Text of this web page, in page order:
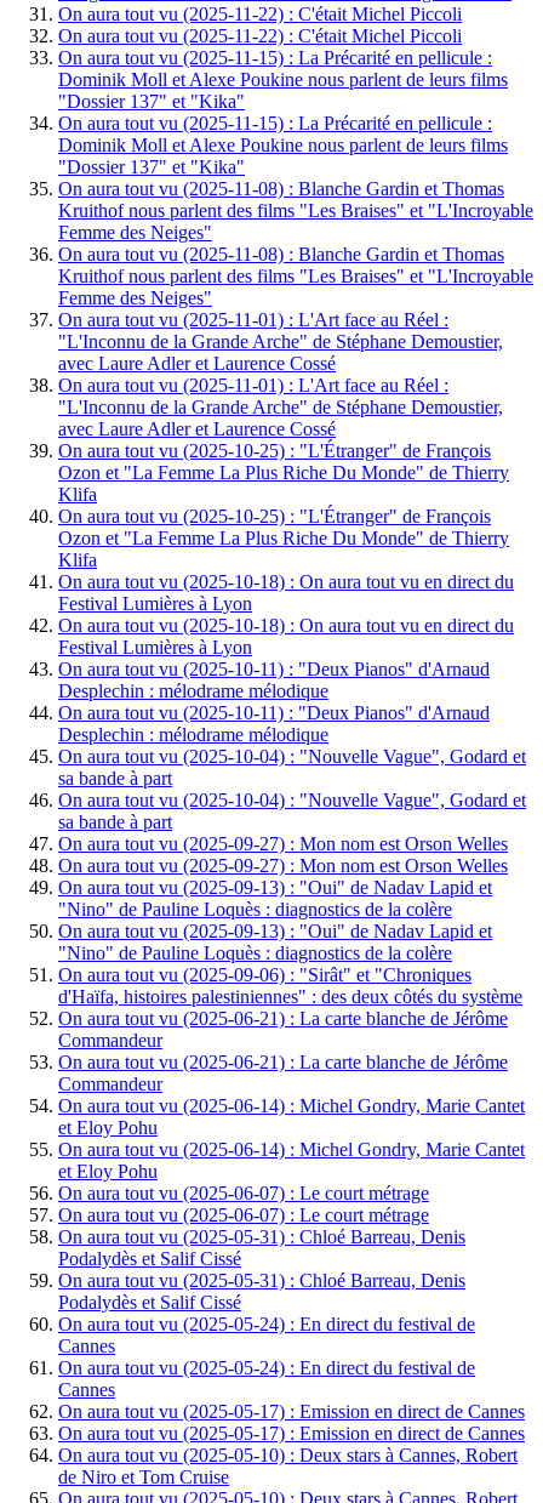
On aura tout vu (2025-11-22) : C'était Michel Piccoli
On aura tout vu (2025-11-22) : C'était Michel Piccoli
On aura tout vu (2025-11-15) : La Précarité en pellicule :
Dominik Moll et Alexe Poukine nous parlent de leurs films
"Dossier 137" et "Kika"
On aura tout vu (2025-11-15) : La Précarité en pellicule :
Dominik Moll et Alexe Poukine nous parlent de leurs films
"Dossier 137" et "Kika"
On aura tout vu (2025-11-08) : Blanche Gardin et Thomas
Kruithof nous parlent des films "Les Braises" et "L'Incroyable
Femme des Neiges"
On aura tout vu (2025-11-08) : Blanche Gardin et Thomas
Kruithof nous parlent des films "Les Braises" et "L'Incroyable
Femme des Neiges"
On aura tout vu (2025-11-01) : L'Art face au Réel :
"L'Inconnu de la Grande Arche" de Stéphane Demoustier,
avec Laure Adler et Laurence Cossé
On aura tout vu (2025-11-01) : L'Art face au Réel :
"L'Inconnu de la Grande Arche" de Stéphane Demoustier,
avec Laure Adler et Laurence Cossé
On aura tout vu (2025-10-25) : "L'Étranger" de François
Ozon et "La Femme La Plus Riche Du Monde" de Thierry
Klifa
On aura tout vu (2025-10-25) : "L'Étranger" de François
Ozon et "La Femme La Plus Riche Du Monde" de Thierry
Klifa
On aura tout vu (2025-10-18) : On aura tout vu en direct du
Festival Lumières à Lyon
On aura tout vu (2025-10-18) : On aura tout vu en direct du
Festival Lumières à Lyon
On aura tout vu (2025-10-11) : "Deux Pianos" d'Arnaud
Desplechin : mélodrame mélodique
On aura tout vu (2025-10-11) : "Deux Pianos" d'Arnaud
Desplechin : mélodrame mélodique
On aura tout vu (2025-10-04) : "Nouvelle Vague", Godard et
sa bande à part
On aura tout vu (2025-10-04) : "Nouvelle Vague", Godard et
sa bande à part
On aura tout vu (2025-09-27) : Mon nom est Orson Welles
On aura tout vu (2025-09-27) : Mon nom est Orson Welles
On aura tout vu (2025-09-13) : "Oui" de Nadav Lapid et
"Nino" de Pauline Loquès : diagnostics de la colère
On aura tout vu (2025-09-13) : "Oui" de Nadav Lapid et
"Nino" de Pauline Loquès : diagnostics de la colère
On aura tout vu (2025-09-06) : "Sirât" et "Chroniques
d'Haïfa, histoires palestiniennes" : des deux côtés du système
On aura tout vu (2025-06-21) : La carte blanche de Jérôme
Commandeur
On aura tout vu (2025-06-21) : La carte blanche de Jérôme
Commandeur
On aura tout vu (2025-06-14) : Michel Gondry, Marie Cantet
et Eloy Pohu
On aura tout vu (2025-06-14) : Michel Gondry, Marie Cantet
et Eloy Pohu
On aura tout vu (2025-06-07) : Le court métrage
On aura tout vu (2025-06-07) : Le court métrage
On aura tout vu (2025-05-31) : Chloé Barreau, Denis
Podalydès et Salif Cissé
On aura tout vu (2025-05-31) : Chloé Barreau, Denis
Podalydès et Salif Cissé
On aura tout vu (2025-05-24) : En direct du festival de
Cannes
On aura tout vu (2025-05-24) : En direct du festival de
Cannes
On aura tout vu (2025-05-17) : Emission en direct de Cannes
On aura tout vu (2025-05-17) : Emission en direct de Cannes
On aura tout vu (2025-05-10) : Deux stars à Cannes, Robert
de Niro et Tom Cruise
On aura tout vu (2025-05-10) : Deux stars à Cannes, Robert